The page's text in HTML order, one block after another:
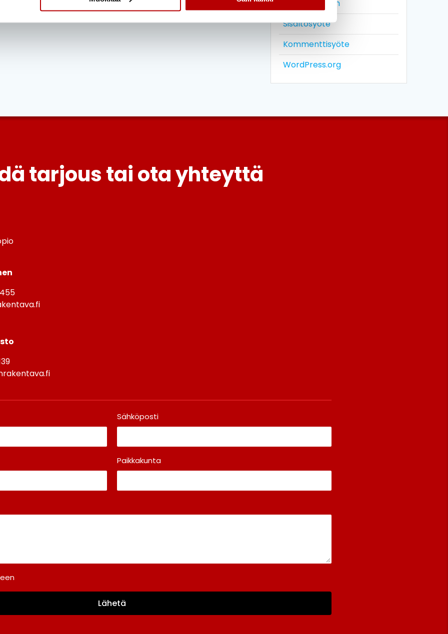
Kirjaudu sisään
Sisältösyöte
Kommenttisyöte
WordPress.org
tarjous tai ota yhteyttä
Sähköposti
Paikkakunta
Lähetä